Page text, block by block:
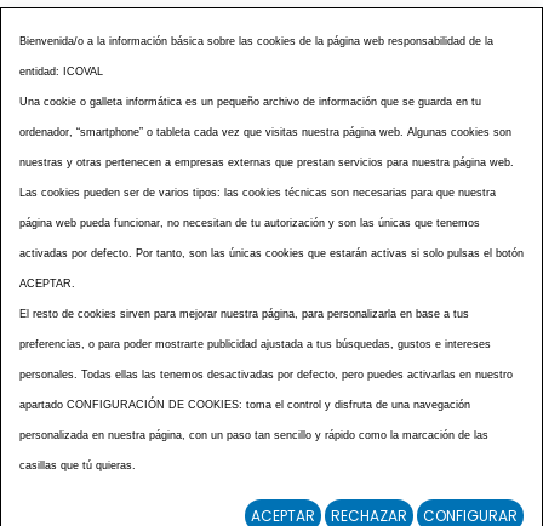
secretaria@icoval.org
¿SABÍAS QUÉ?
TABLÓN ANUNCIOS
CURSOS Y EVENTOS
TÉRMINOS Y CONDICIONES
ESPECIAL COVID 19
HISTORIA DE LA PROFESIÓN VETERINARIA ALICANTINA
NOTICIAS
ACCESIBILIDAD
AVISO LEGAL
POLÍTICA PRIVACIDAD
POLÍTICA DE COOKIES
NOTICIAS ICOVAL
NOTICIAS OCV
Bienvenida/o a la información básica sobre las cookies de la página web responsabilidad de la
entidad: ICOVAL
Una cookie o galleta informática es un pequeño archivo de información que se guarda en tu
ordenador, “smartphone” o tableta cada vez que visitas nuestra página web. Algunas cookies son
nuestras y otras pertenecen a empresas externas que prestan servicios para nuestra página web.
Las cookies pueden ser de varios tipos: las cookies técnicas son necesarias para que nuestra
página web pueda funcionar, no necesitan de tu autorización y son las únicas que tenemos
activadas por defecto. Por tanto, son las únicas cookies que estarán activas si solo pulsas el botón
ACEPTAR.
El resto de cookies sirven para mejorar nuestra página, para personalizarla en base a tus
preferencias, o para poder mostrarte publicidad ajustada a tus búsquedas, gustos e intereses
personales. Todas ellas las tenemos desactivadas por defecto, pero puedes activarlas en nuestro
apartado CONFIGURACIÓN DE COOKIES: toma el control y disfruta de una navegación
personalizada en nuestra página, con un paso tan sencillo y rápido como la marcación de las
casillas que tú quieras.
ACEPTAR RECHAZAR CONFIGURAR